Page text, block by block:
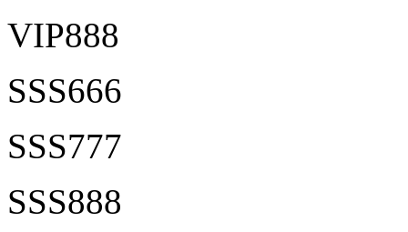
VIP888
SSS666
SSS777
SSS888